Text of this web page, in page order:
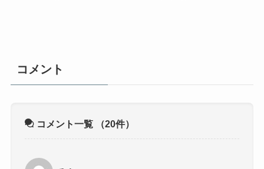
コメント
コメント一覧 （20件）